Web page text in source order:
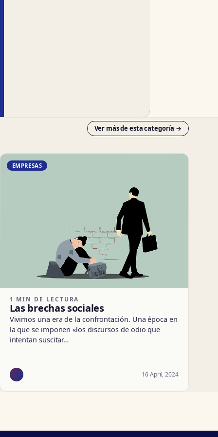
Ver más de esta categoría →
EMPRESAS
1 MIN DE LECTURA
Las brechas sociales
Vivimos una era de la confrontación. Una época en
la que se imponen «los discursos de odio que
intentan suscitar…
16 April, 2024